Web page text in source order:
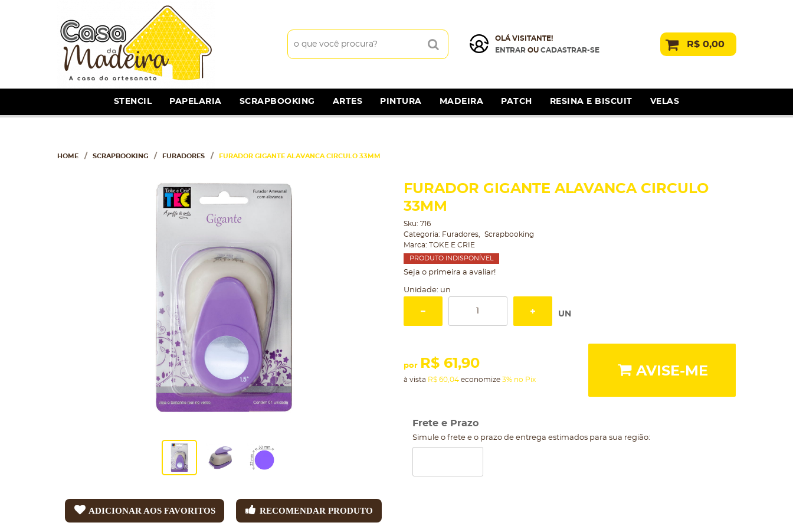
OLÁ VISITANTE!
ENTRAROU CADASTRAR-SE
R$ 0,00
STENCIL PAPELARIA SCRAPBOOKING ARTES PINTURA MADEIRA PATCH RESINA E BISCUIT VELAS
HOME SCRAPBOOKING FURADORES FURADOR GIGANTE ALAVANCA CIRCULO 33MM
ADICIONAR AOS FAVORITOS RECOMENDAR PRODUTO
FURADOR GIGANTE ALAVANCA CIRCULO
33MM
Sku: 716
Categoria: Furadores
Scrapbooking
Marca: TOKE E CRIE
PRODUTO INDISPONÍVEL
Seja o primeira a avaliar!
Unidade: un
UN
por R$ 61,90
à vista R$ 60,04economize 3% no Pix
AVISE-ME
Frete e Prazo
Simule o frete e o prazo de entrega estimados para sua região: